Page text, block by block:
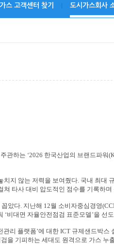
스 고객센터 찾기 도시가스회사
관하는 ‘2026 한국산업의 브랜드파워
치지 않는 저력을 보여줬다. 국내 최대
쳐 타사 대비 압도적인 점수를 기록하
꼽았다. 지난해 12월 소비자중심경영
‘비대면 자율안전점검 표준모델 ’을 선
관리 플랫폼’에 대한 ICT 규제샌드박스
을 기피하는 세대도 원격으로 가스 누